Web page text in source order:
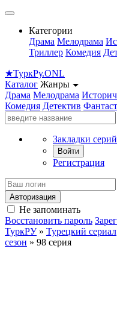
Категории
Драма Мелодрама
Триллер Комедия
★ТуркРу.ONL
Каталог Жанры
Драма Мелодрама
Комедия Детектив
Закладки
Войти
Регистрация
Авторизация
Не запоминать
Восстановить пароль
ТуркРУ» Турецкий сериал
сезон » 98 серия